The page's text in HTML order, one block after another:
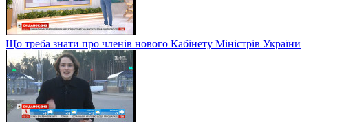
Що треба знати про членів нового Кабінету Міністрів України